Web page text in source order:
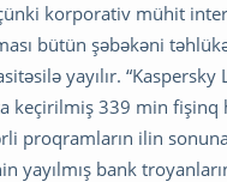
korporativ mühit
bütün şəbəkəni
yayılır. “Kaspersky
339 min fişinq
proqramların ilin sonuna
bank